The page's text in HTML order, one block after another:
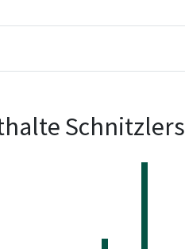
Schnitzlers